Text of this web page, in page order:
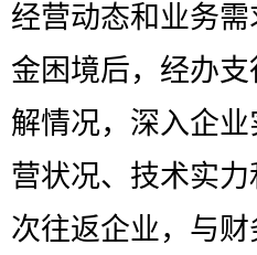
经营动态和业务
金困境后，经办
解情况，深入企
营状况、技术实
次往返企业，与